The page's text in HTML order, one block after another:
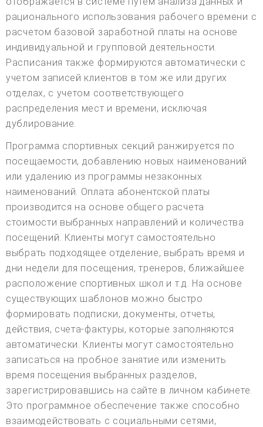
рационального использования рабочего времени с
расчетом базовой заработной платы на основе
индивидуальной и групповой деятельности.
Расписания также формируются автоматически с
учетом записей клиентов в том же или других
отделах, с учетом соответствующего
распределения мест и времени, исключая
дублирование.
Программа спортивных секций ранжируется по
посещаемости, добавлению новых наименований
или удалению из программы незаконных
наименований. Оплата абонентской платы
производится на основе общего расчета
стоимости выбранных направлений и количества
посещений. Клиенты могут самостоятельно
выбрать подходящее отделение, выбрать время и
дни недели для посещения, тренеров, ближайшее
расположение спортивных школ и т.д. На основе
существующих шаблонов можно быстро
формировать подписки, документы, отчеты,
действия, счета-фактуры, которые заполняются
автоматически. Клиенты могут самостоятельно
записаться на пробное занятие или изменить
время посещения выбранных разделов,
зарегистрировавшись на сайте в личном кабинете.
Это программное обеспечение также способно
взаимодействовать с социальными сетями,